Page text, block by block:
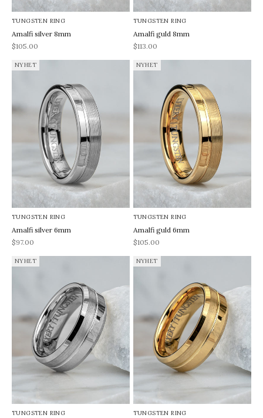
TUNGSTEN RING
Amalfi silver 8mm
REA-pris
$105.00
TUNGSTEN RING
Amalfi guld 8mm
REA-pris
$113.00
NYHET
TUNGSTEN RING
Amalfi silver 6mm
REA-pris
$97.00
NYHET
TUNGSTEN RING
Amalfi guld 6mm
REA-pris
$105.00
NYHET
TUNGSTEN RING
NYHET
TUNGSTEN RING